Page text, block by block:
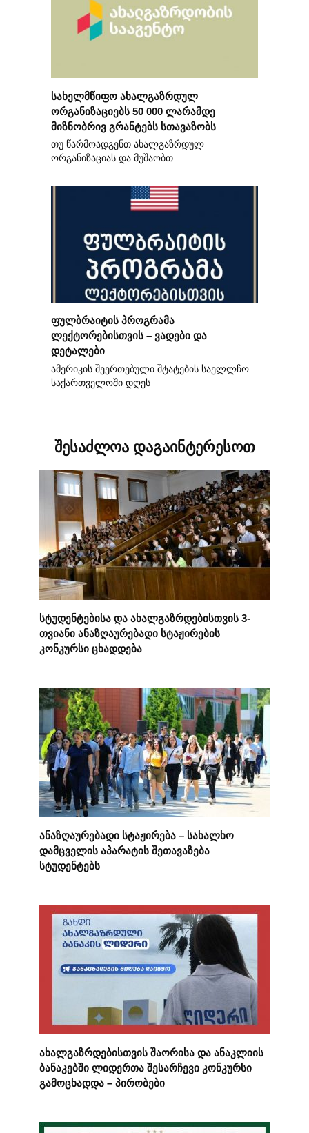
სახელმწიფო ახალგაზრდულ
ორგანიზაციებს 50 000 ლარამდე
მიზნობრივ გრანტებს სთავაზობს
თუ წარმოადგენთ ახალგაზრდულ
ორგანიზაციას და მუშაობთ
ფულბრაიტის პროგრამა
ლექტორებისთვის – ვადები და
დეტალები
ამერიკის შეერთებული შტატების საელლჩო
საქართველოში დღეს
შესაძლოა დაგაინტერესოთ
სტუდენტებისა და ახალგაზრდებისთვის 3-
თვიანი ანაზღაურებადი სტაჟირების
კონკურსი ცხადდება
ანაზღაურებადი სტაჟირება – სახალხო
დამცველის აპარატის შეთავაზება
სტუდენტებს
ახალგაზრდებისთვის შაორისა და ანაკლიის
ბანაკებში ლიდერთა შესარჩევი კონკურსი
გამოცხადდა – პირობები